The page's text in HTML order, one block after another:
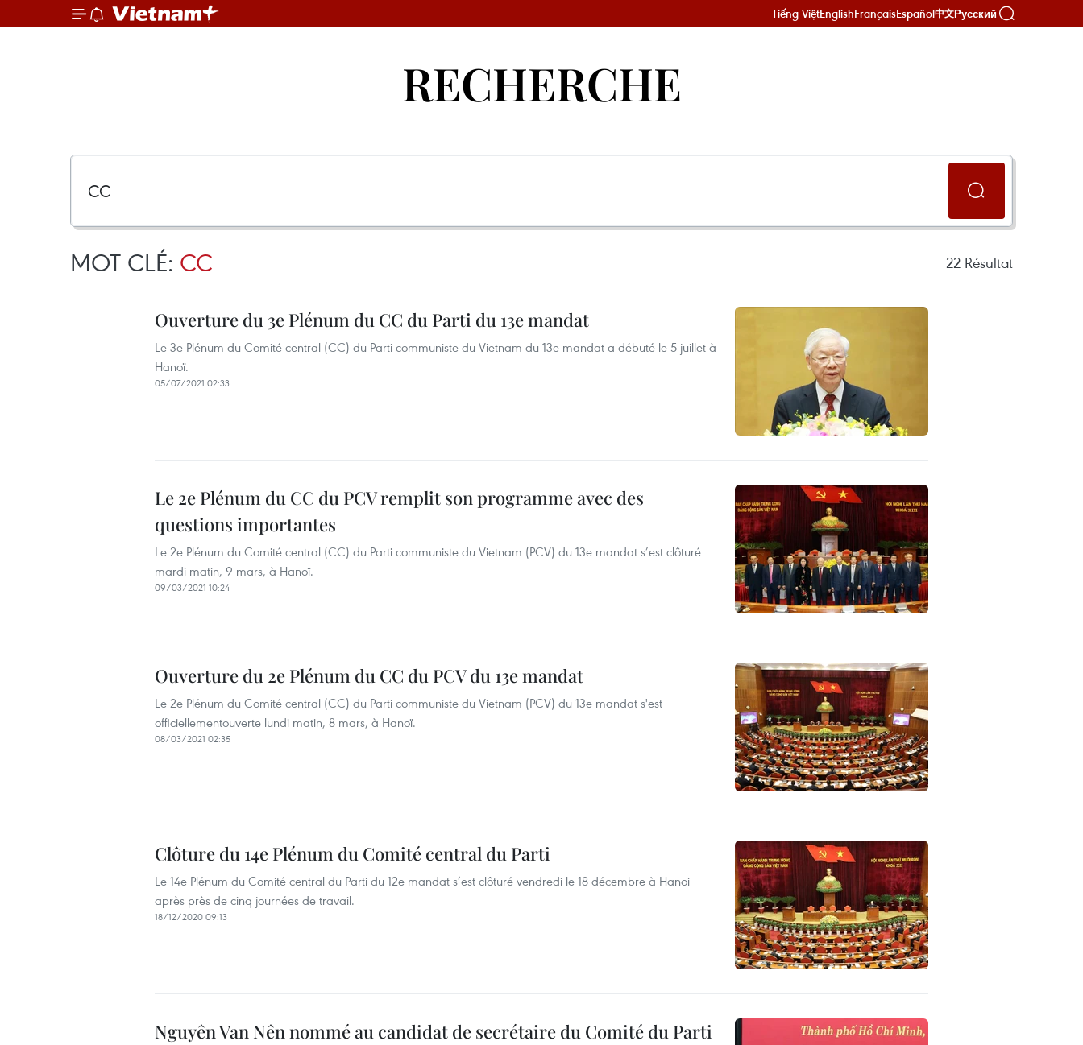
Tiếng ViệtEnglishFrançaisEspañol中文Русский
RECHERCHE
MOT CLÉ: CC 22 Résultat
Ouverture du 3e Plénum du CC du Parti du 13e mandat
Le 3e Plénum du Comité central (CC) du Parti communiste du Vietnam du 13e mandat a débuté le 5 juillet à
Hanoï.
05/07/2021 02:33
Le 2e Plénum du CC du PCV remplit son programme avec des
questions importantes
Le 2e Plénum du Comité central (CC) du Parti communiste du Vietnam (PCV) du 13e mandat s’est clôturé
mardi matin, 9 mars, à Hanoï.
09/03/2021 10:24
Ouverture du 2e Plénum du CC du PCV du 13e mandat
Le 2e Plénum du Comité central (CC) du Parti communiste du Vietnam (PCV) du 13e mandat s'est
officiellementouverte lundi matin, 8 mars, à Hanoï.
08/03/2021 02:35
Clôture du 14e Plénum du Comité central du Parti
Le 14e Plénum du Comité central du Parti du 12e mandat s’est clôturé vendredi le 18 décembre à Hanoi
après près de cinq journées de travail.
18/12/2020 09:13
Nguyên Van Nên nommé au candidat de secrétaire du Comité du Parti